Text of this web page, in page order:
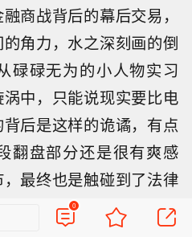
商战背后的幕后交易，
角力，水之深刻画的倒
碌碌无为的小人物实习
中，只能说现实要比电
后是这样的诡谲，有点
翻盘部分还是很有爽感
最终也是触碰到了法律
，但不能被打败”。做人做
0